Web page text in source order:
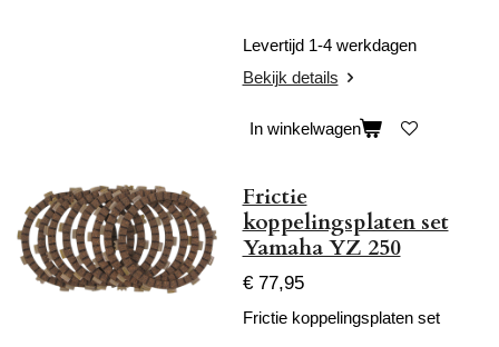
Levertijd 1-4 werkdagen
Bekijk details
In winkelwagen
Frictie
koppelingsplaten set
Yamaha YZ 250
€ 77,95
Frictie koppelingsplaten set